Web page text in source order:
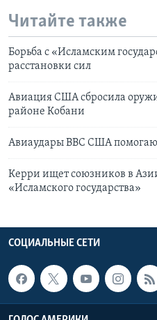
Читайте также
Борьба с «Исламским
расстановки сил
Авиация США сбросила
районе Кобани
Авиаудары ВВС США
Керри ищет союзников в
«Исламского государства»
СОЦИАЛЬНЫЕ СЕТИ